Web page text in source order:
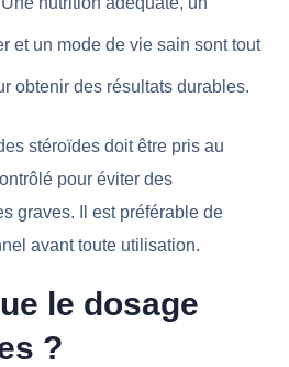
et un mode de vie sain sont tout
obtenir des résultats durables.
stéroïdes doit être pris au
pour éviter des
graves. Il est préférable de
avant toute utilisation.
le dosage
?